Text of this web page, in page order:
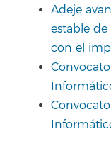
Adeje
estable
con el